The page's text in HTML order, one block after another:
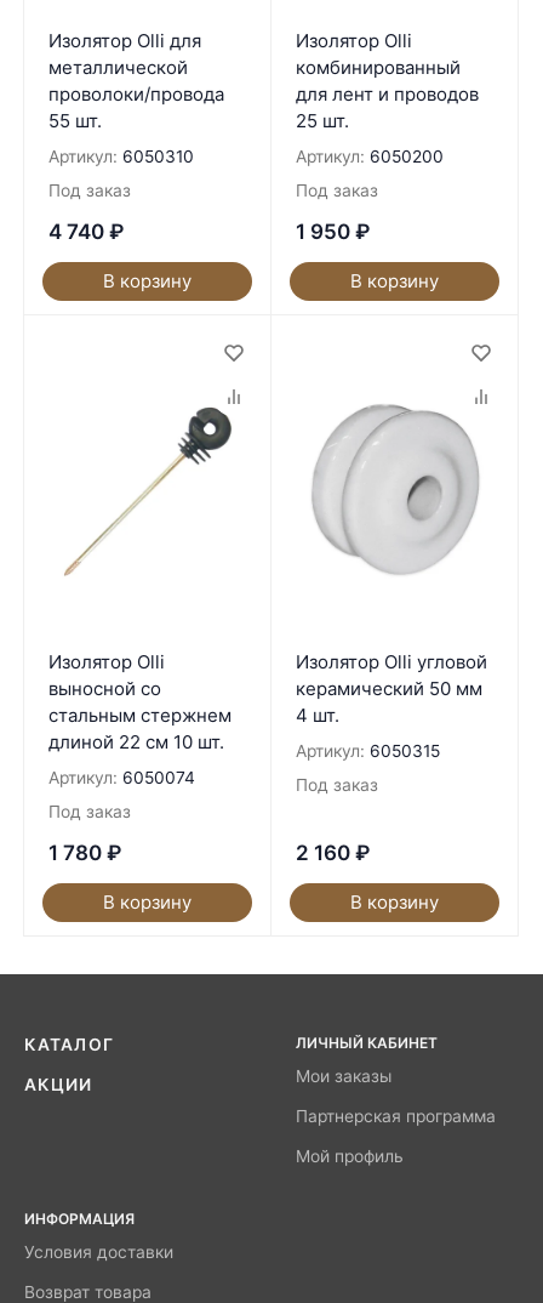
Изолятор Olli для
металлической
проволоки/провода
55 шт.
Артикул: 6050310
Под заказ
4 740 ₽
В корзину
Изолятор Olli
комбинированный
для лент и проводов
25 шт.
Артикул: 6050200
Под заказ
1 950 ₽
В корзину
Изолятор Olli
выносной со
стальным стержнем
длиной 22 см 10 шт.
Артикул: 6050074
Под заказ
1 780 ₽
В корзину
Изолятор Olli угловой
керамический 50 мм
4 шт.
Артикул: 6050315
Под заказ
2 160 ₽
В корзину
КАТАЛОГ
АКЦИИ
ЛИЧНЫЙ КАБИНЕТ
Мои заказы
Партнерская программа
Мой профиль
ИНФОРМАЦИЯ
Условия доставки
Возврат товара